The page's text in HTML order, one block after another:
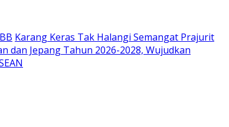
Karang Keras Tak Halangi Semangat Prajurit
dan Jepang Tahun 2026-2028, Wujudkan